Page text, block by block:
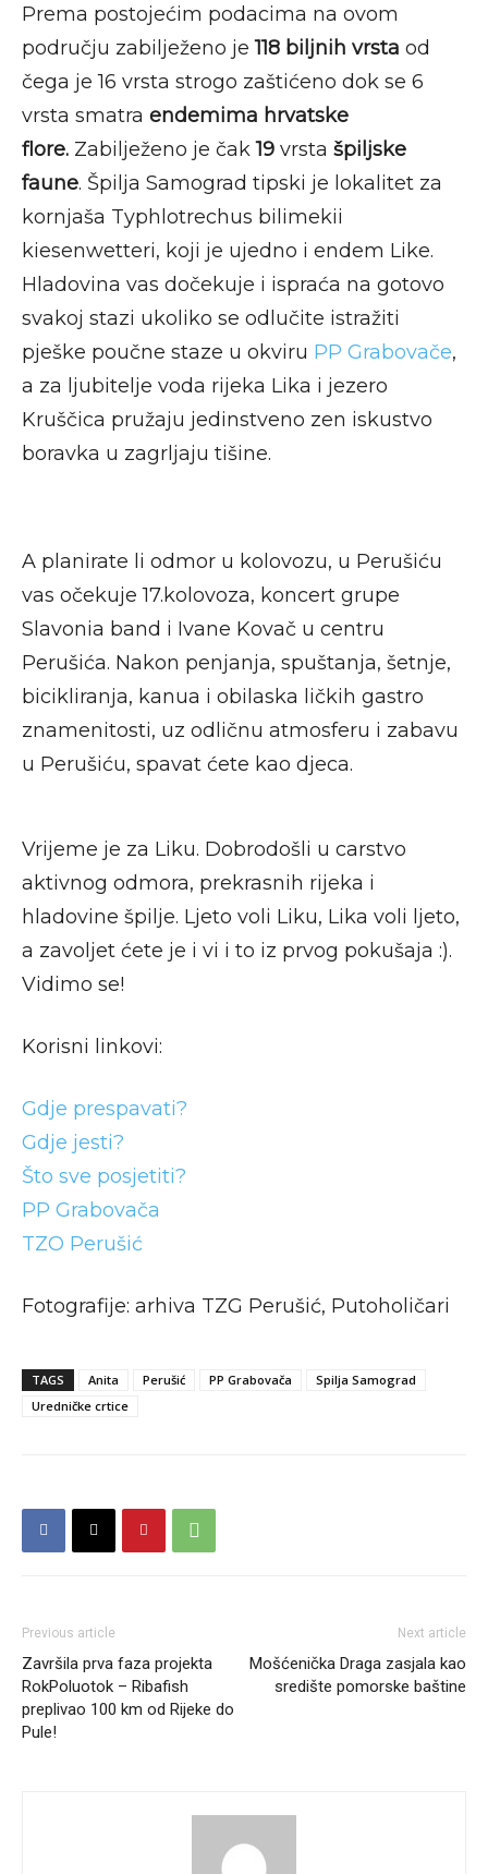
Prema postojećim podacima na ovom
području zabilježeno je 118 biljnih vrsta od
čega je 16 vrsta strogo zaštićeno dok se 6
vrsta smatra endemima hrvatske
flore. Zabilježeno je čak19 vrsta špiljske
faune. Špilja Samograd tipski je lokalitet za
kornjaša Typhlotrechus bilimekii
kiesenwetteri, koji je ujedno i endem Like.
Hladovina vas dočekuje i ispraća na gotovo
svakoj stazi ukoliko se odlučite istražiti
pješke poučne staze u okviru PP Grabovače,
a za ljubitelje voda rijeka Lika i jezero
Kruščica pružaju jedinstveno zen iskustvo
boravka u zagrljaju tišine.
A planirate li odmor u kolovozu, u Perušiću
vas očekuje 17.kolovoza, koncert grupe
Slavonia band i Ivane Kovač u centru
Perušića. Nakon penjanja, spuštanja, šetnje,
bicikliranja, kanua i obilaska ličkih gastro
znamenitosti, uz odličnu atmosferu i zabavu
u Perušiću, spavat ćete kao djeca.
Vrijeme je za Liku. Dobrodošli u carstvo
aktivnog odmora, prekrasnih rijeka i
hladovine špilje. Ljeto voli Liku, Lika voli ljeto,
a zavoljet ćete je i vi i to iz prvog pokušaja :).
Vidimo se!
Korisni linkovi:
Gdje prespavati?
Gdje jesti?
Što sve posjetiti?
PP Grabovača
TZO Perušić
Fotografije: arhiva TZG Perušić, Putoholičari
TAGS Anita Perušić PP Grabovača
Spilja Samograd
Uredničke crtice
Previous article
Završila prva faza projekta
RokPoluotok – Ribafish
preplivao 100 km od Rijeke do
Pule!
Next article
Mošćenička Draga zasjala kao
središte pomorske baštine